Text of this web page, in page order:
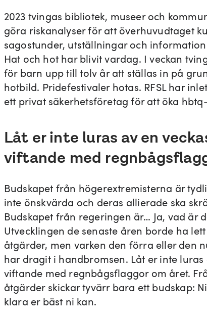
2023 tvingas bibliotek, museer och
göra riskanalyser för att överhuvudtaget
sagostunder, utställningar och
Hat och hot har blivit vardag. I veckan
för barn upp till tolv år att ställas in på
hotbild. Pridefestivaler hotas. RFSL har
ett privat säkerhetsföretag för att öka
Låt er inte luras av en
viftande med
Budskapet från högerextremisterna är
inte önskvärda och deras allierade ska
Budskapet från regeringen är… Ja, vad är
Utvecklingen de senaste åren borde ha
åtgärder, men varken den förra eller den
har dragit i handbromsen. Låt er inte luras
viftande med regnbågsflaggor om året.
åtgärder skickar tyvärr bara ett budskap:
klara er bäst ni kan.